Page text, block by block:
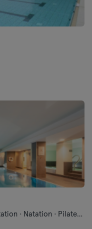
Barre · Danse · Fitness · Hyrox · Méditation · Natation · Pilates · Qi Gong et Tai Chi · Sauna · Yoga